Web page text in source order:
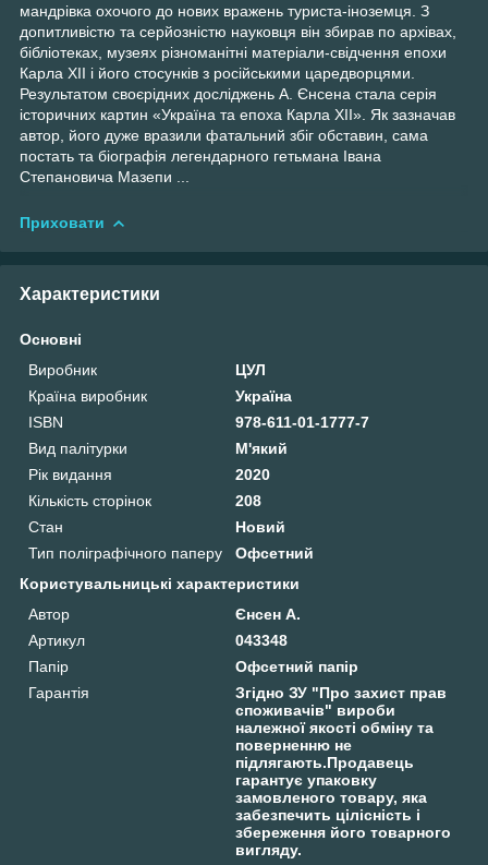
мандрівка охочого до нових вражень туриста-іноземця. З
допитливістю та серйозністю науковця він збирав по архівах,
бібліотеках, музеях різноманітні матеріали-свідчення епохи
Карла ХІІ і його стосунків з російськими царедворцями.
Результатом своєрідних досліджень А. Єнсена стала серія
історичних картин «Україна та епоха Карла ХІІ». Як зазначав
автор, його дуже вразили фатальний збіг обставин, сама
постать та біографія легендарного гетьмана Івана
Степановича Мазепи ...
Приховати
Характеристики
Основні
Виробник
ЦУЛ
Країна виробник
Україна
ISBN
978-611-01-1777-7
Вид палітурки
М'який
Рік видання
2020
Кількість сторінок
208
Стан
Новий
Тип поліграфічного паперу
Офсетний
Користувальницькі характеристики
Автор
Єнсен А.
Артикул
043348
Папір
Офсетний папір
Гарантія
Згідно ЗУ "Про захист прав
споживачів" вироби
належної якості обміну та
поверненню не
підлягають.Продавець
гарантує упаковку
замовленого товару, яка
забезпечить цілісність і
збереження його товарного
вигляду.